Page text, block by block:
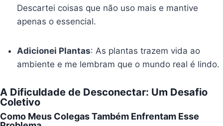
Descartei coisas que não uso mais e mantive
apenas o essencial.
Adicionei Plantas: As plantas trazem vida ao
ambiente e me lembram que o mundo real é lindo.
A Dificuldade de Desconectar: Um Desafio
Coletivo
Como Meus Colegas Também Enfrentam Esse